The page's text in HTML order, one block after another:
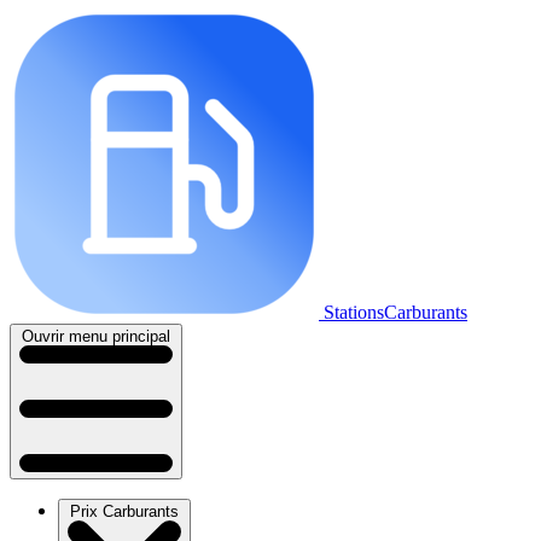
StationsCarburants
Ouvrir menu principal
Prix Carburants